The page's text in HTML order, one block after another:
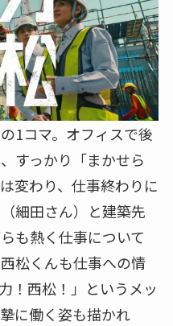
1コマ。オフィスで後
すっかり「まかせら
変わり、仕事終わりに
細田さん）と建築先
も熱く仕事について
松くんも仕事への情
！西松！」というメッ
に働く姿も描かれ